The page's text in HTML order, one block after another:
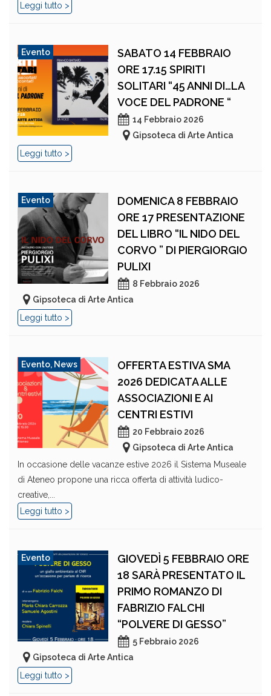
Leggi tutto >
Evento
SABATO 14 FEBBRAIO
ORE 17.15 SPIRITI
SOLITARI “45 ANNI DI…LA
VOCE DEL PADRONE “
14 Febbraio 2026
Gipsoteca di Arte Antica
Leggi tutto >
Evento
DOMENICA 8 FEBBRAIO
ORE 17 PRESENTAZIONE
DEL LIBRO “IL NIDO DEL
CORVO ” DI PIERGIORGIO
PULIXI
8 Febbraio 2026
Gipsoteca di Arte Antica
Leggi tutto >
Evento, News
OFFERTA ESTIVA SMA
2026 DEDICATA ALLE
ASSOCIAZIONI E AI
CENTRI ESTIVI
20 Febbraio 2026
Gipsoteca di Arte Antica
In occasione delle vacanze estive 2026 il Sistema Museale
di Ateneo propone una ricca offerta di attività ludico-
creative,...
Leggi tutto >
Evento
GIOVEDÌ 5 FEBBRAIO ORE
18 SARÀ PRESENTATO IL
PRIMO ROMANZO DI
FABRIZIO FALCHI
“POLVERE DI GESSO”
5 Febbraio 2026
Gipsoteca di Arte Antica
Leggi tutto >